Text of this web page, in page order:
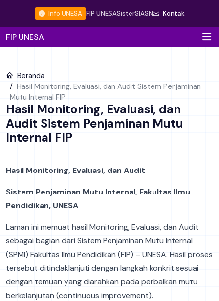
Info UNESA FIP UNESASisterSIASN Kontak
FIP UNESA
Beranda
Hasil Monitoring, Evaluasi, dan Audit Sistem Penjaminan
Mutu Internal FIP
Hasil Monitoring, Evaluasi, dan
Audit Sistem Penjaminan Mutu
Internal FIP
Hasil Monitoring, Evaluasi, dan Audit
Sistem Penjaminan Mutu Internal, Fakultas Ilmu
Pendidikan, UNESA
Laman ini memuat hasil Monitoring, Evaluasi, dan Audit
sebagai bagian dari Sistem Penjaminan Mutu Internal
(SPMI) Fakultas Ilmu Pendidikan (FIP) – UNESA. Hasil proses
tersebut ditindaklanjuti dengan langkah konkrit sesuai
dengan temuan yang diarahkan pada perbaikan mutu
berkelanjutan (continuous improvement).